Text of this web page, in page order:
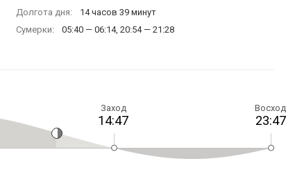
Долгота дня:
14 часов 39 минут
Сумерки:
05:40 — 06:14, 20:54 — 21:28
Восход
23:47
Заход
14:47